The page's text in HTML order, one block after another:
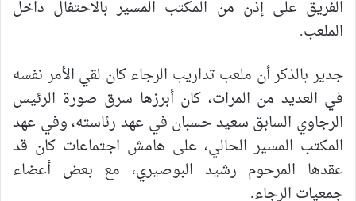
الفريق على إذن من المكتب المسير بالاحتفال داخل
الملعب.
جدير بالذكر أن ملعب تداريب الرجاء كان لقي الأمر نفسه
في العديد من المرات، كان أبرزها سرق صورة الرئيس
الرجاوي السابق سعيد حسبان في عهد رئاسته، وفي عهد
المكتب المسير الحالي، على هامش اجتماعات كان قد
عقدها المرحوم رشيد البوصيري، مع بعض أعضاء
جمعيات الرجاء.